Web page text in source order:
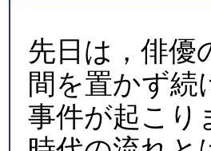
先日は，俳優
間を置かず
事件が起こり